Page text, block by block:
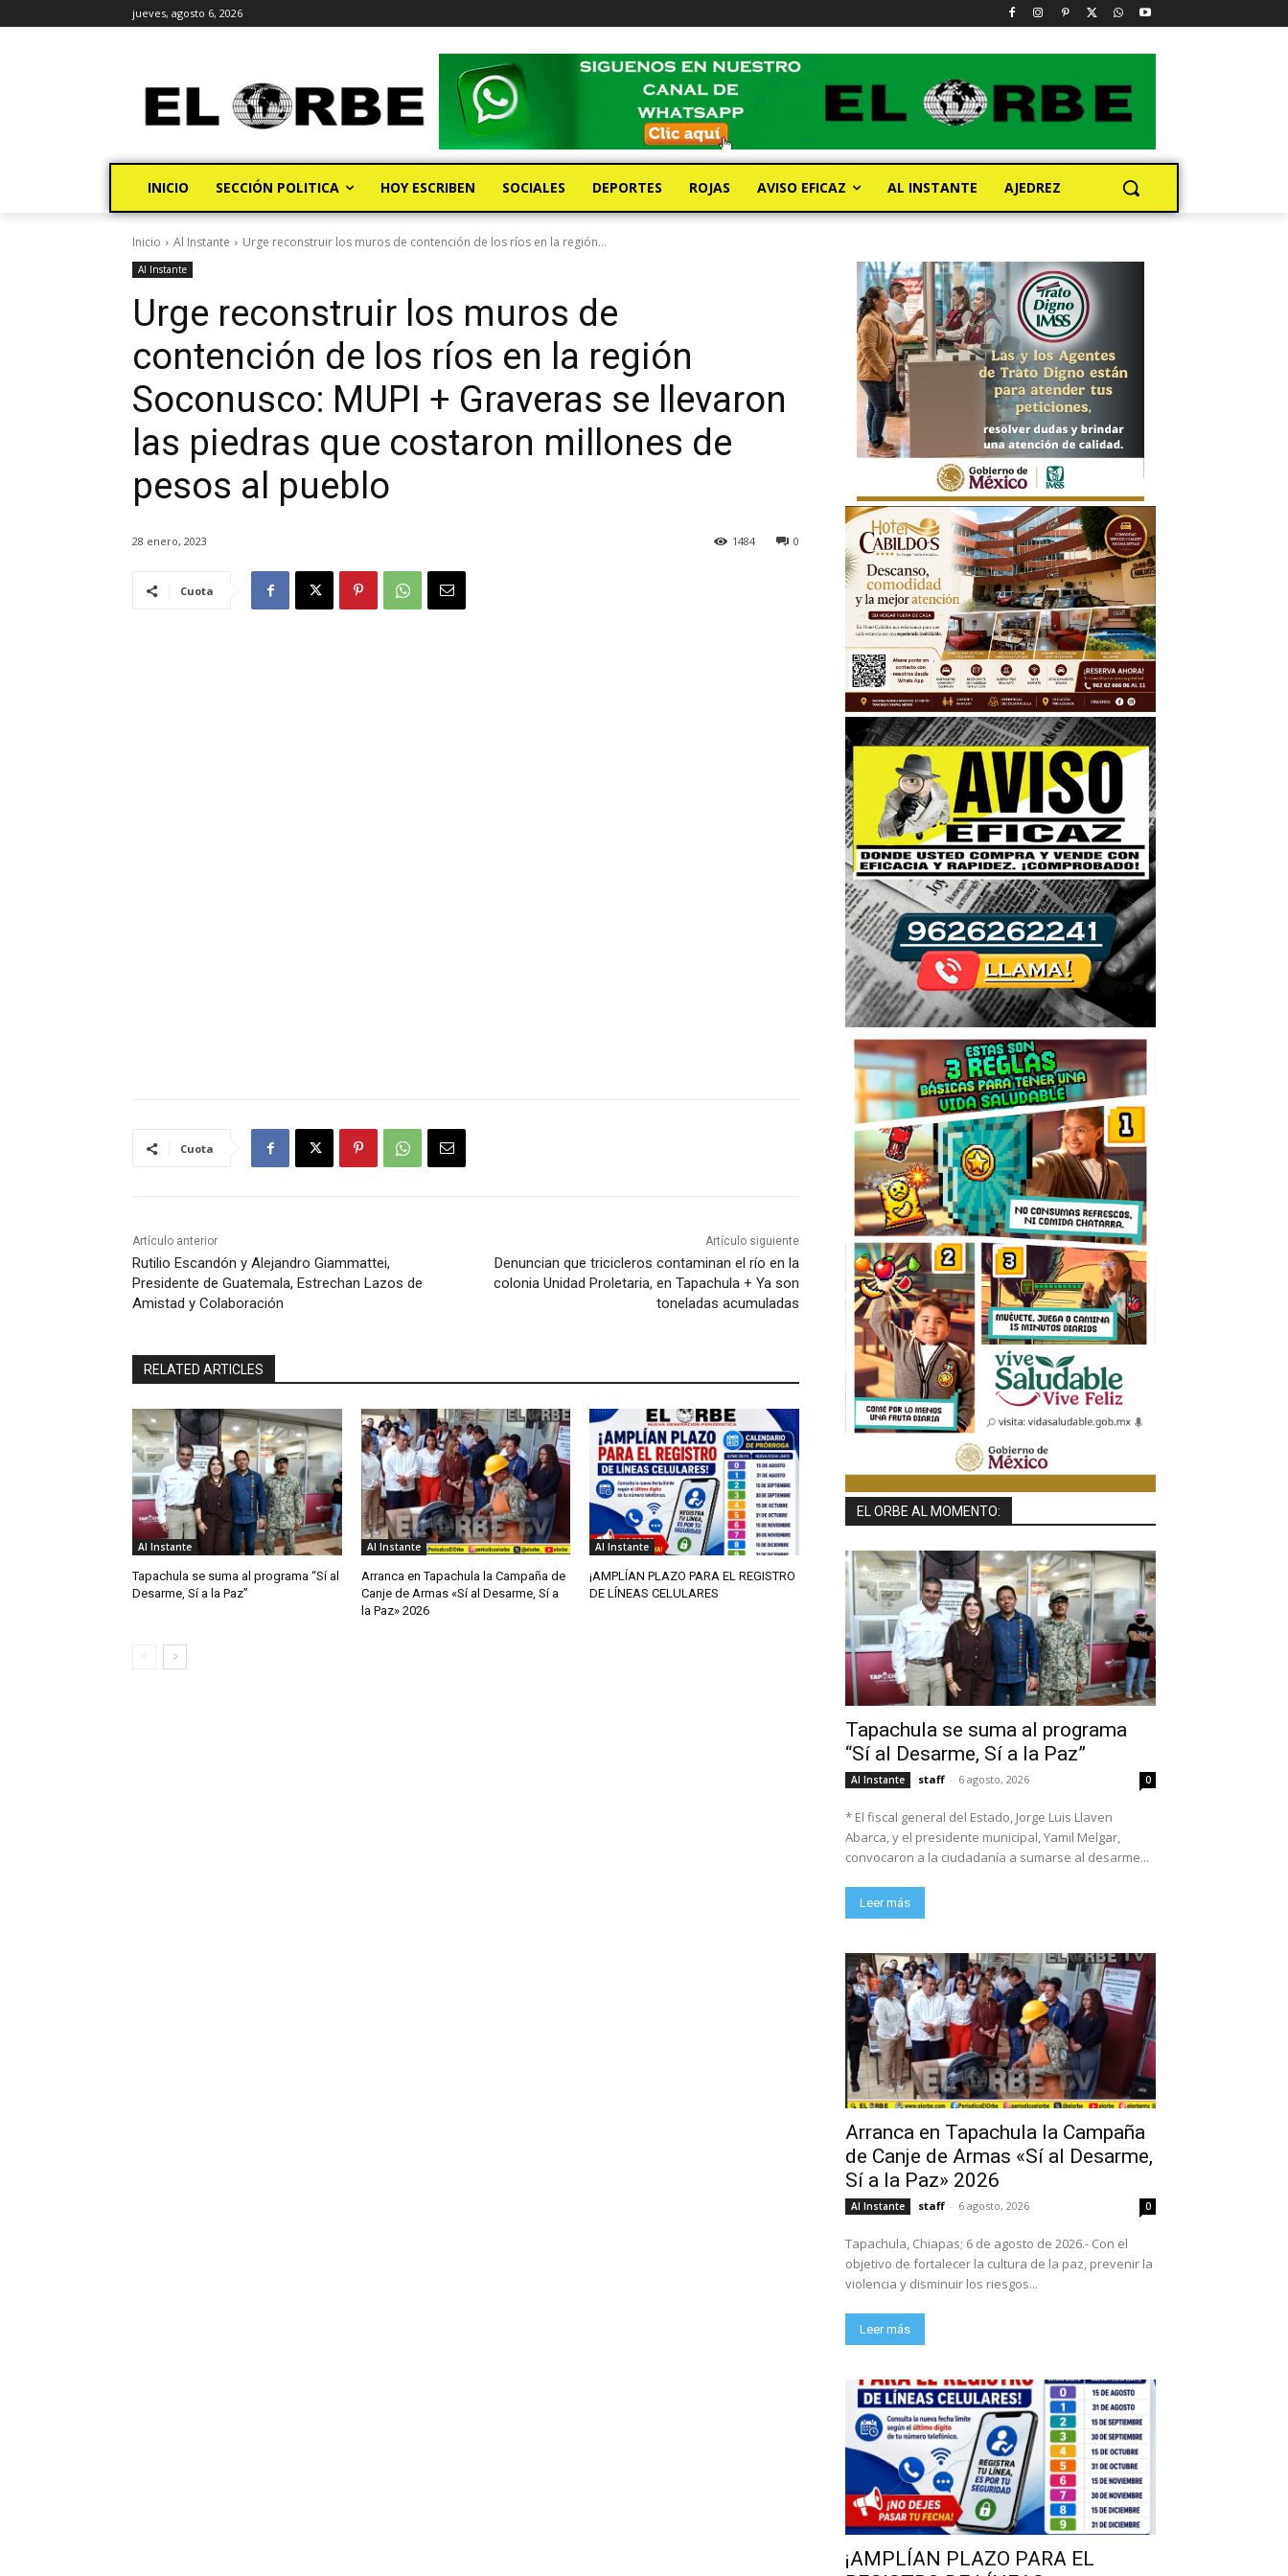
jueves, agosto 6, 2026
INICIO SECCIÓN POLITICA HOY ESCRIBEN SOCIALES DEPORTES ROJAS AVISO EFICAZ AL INSTANTE AJEDREZ
Inicio Al Instante Urge reconstruir los muros de contención de los ríos en la región...
Al Instante
Urge reconstruir los muros de
contención de los ríos en la región
Soconusco: MUPI + Graveras se llevaron
las piedras que costaron millones de
pesos al pueblo
28 enero, 2023 0
1484
Cuota
Cuota
Artículo anterior
Rutilio Escandón y Alejandro Giammattei,
Presidente de Guatemala, Estrechan Lazos de
Amistad y Colaboración
Artículo siguiente
Denuncian que tricicleros contaminan el río en la
colonia Unidad Proletaria, en Tapachula + Ya son
toneladas acumuladas
RELATED ARTICLES
Al Instante
Tapachula se suma al programa “Sí al
Desarme, Sí a la Paz”
Al Instante
Arranca en Tapachula la Campaña de
Canje de Armas «Sí al Desarme, Sí a
la Paz» 2026
Al Instante
¡AMPLÍAN PLAZO PARA EL REGISTRO
DE LÍNEAS CELULARES
EL ORBE AL MOMENTO:
Tapachula se suma al programa
“Sí al Desarme, Sí a la Paz”
Al Instante staff - 6 agosto, 2026 0
* El fiscal general del Estado, Jorge Luis Llaven
Abarca, y el presidente municipal, Yamil Melgar,
convocaron a la ciudadanía a sumarse al desarme...
Leer más
Arranca en Tapachula la Campaña
de Canje de Armas «Sí al Desarme,
Sí a la Paz» 2026
Al Instante staff - 6 agosto, 2026 0
Tapachula, Chiapas; 6 de agosto de 2026.- Con el
objetivo de fortalecer la cultura de la paz, prevenir la
violencia y disminuir los riesgos...
Leer más
¡AMPLÍAN PLAZO PARA EL